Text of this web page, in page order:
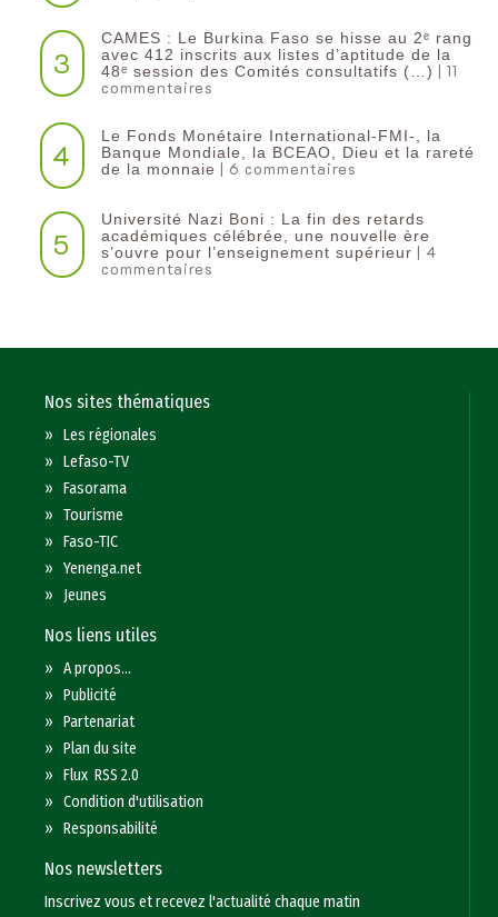
3
CAMES : Le Burkina Faso se hisse au 2ᵉ rang
avec 412 inscrits aux listes d’aptitude de la
48ᵉ session des Comités consultatifs (…) | 11
commentaires
4
Le Fonds Monétaire International-FMI-, la
Banque Mondiale, la BCEAO, Dieu et la rareté
de la monnaie | 6 commentaires
5
Université Nazi Boni : La fin des retards
académiques célébrée, une nouvelle ère
s’ouvre pour l’enseignement supérieur | 4
commentaires
Nos sites thématiques
»Les régionales
»Lefaso-TV
»Fasorama
»Tourisme
»Faso-TIC
»Yenenga.net
» Jeunes
Nos liens utiles
»A propos...
»Publicité
»Partenariat
»Plan du site
»Flux RSS 2.0
»Condition d'utilisation
»Responsabilité
Nos newsletters
Inscrivez vous et recevez l'actualité chaque matin